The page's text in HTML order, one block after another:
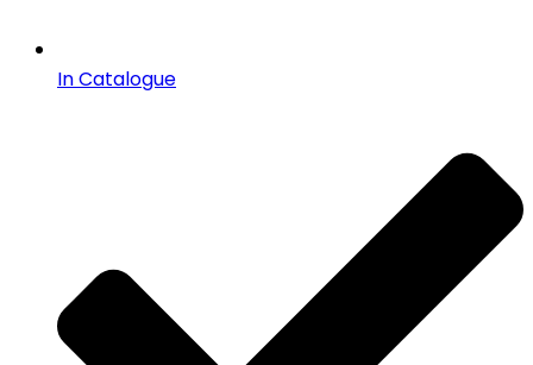
In Catalogue